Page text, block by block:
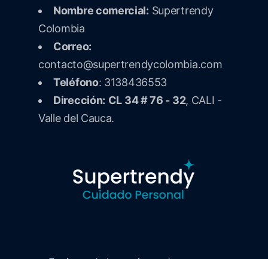
Nombre comercial: Supertrendy
Colombia
Correo:
contacto@supertrendycolombia.com
Teléfono: 3138436553
Dirección: CL 34 # 76 - 32, CALI -
Valle del Cauca.